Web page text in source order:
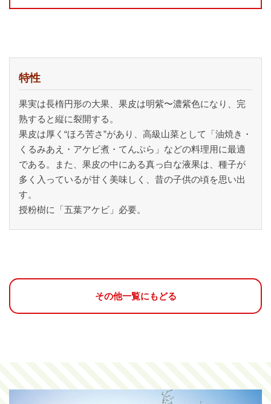
特性
果実は長楕円形の大果、果皮は明紫〜濃紫色になり、完
熟すると縦に裂開する。
果皮は厚く“ほろ苦さ”があり、高級山菜として「油焼き・
くるみあえ・アケビ煮・てんぷら」などの料理用に最適
である。また、果皮の中にある真っ白な液果は、種子が
多く入っているが甘く美味しく、昔の子供の頃を思い出
す。
授粉樹に「五葉アケビ」必要。
その他一覧にもどる